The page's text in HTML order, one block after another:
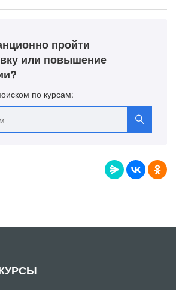
пройти
или повышение
по курсам: